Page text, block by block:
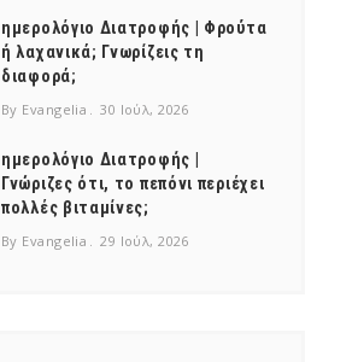
ημερολόγιο Διατροφής | Φρούτα
ή λαχανικά; Γνωρίζεις τη
διαφορά;
By Evangelia 30 Ιούλ, 2026
ημερολόγιο Διατροφής |
Γνώριζες ότι, το πεπόνι περιέχει
πολλές βιταμίνες;
By Evangelia 29 Ιούλ, 2026
NEWSLETTER
Get ti
mel
y updates
fro
m
your favorite